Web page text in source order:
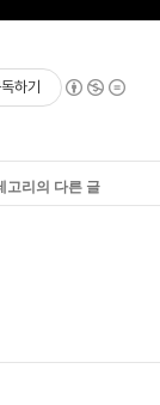
하기
고리의 다른 글